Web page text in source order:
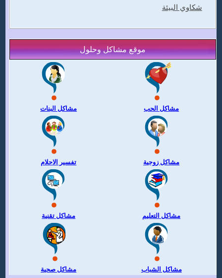
شكاوي البيئة
موقع مشاكل وحلول
مشاكل البنات مشاكل الحب
تفسير الاحلام مشاكل زوجية
مشاكل تقنية مشاكل التعليم
مشاكل صحية مشاكل الشباب